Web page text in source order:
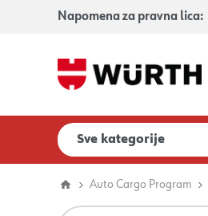
Napomena za pravna lica:
Sve kategorije
Auto Cargo Program